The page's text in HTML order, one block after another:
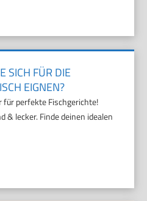
SICH FÜR DIE
EIGNEN?
für perfekte Fischgerichte!
& lecker. Finde deinen idealen